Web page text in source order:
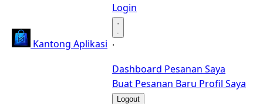
Kantong Aplikasi
Login
·
·
Dashboard Pesanan Saya
Buat Pesanan Baru Profil Saya
Logout